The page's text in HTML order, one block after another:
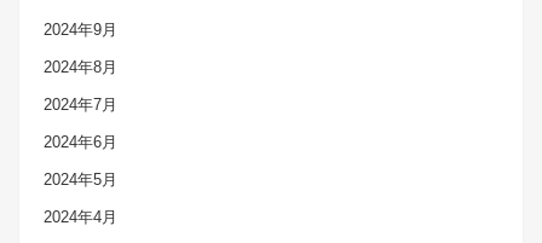
2024年9月
2024年8月
2024年7月
2024年6月
2024年5月
2024年4月